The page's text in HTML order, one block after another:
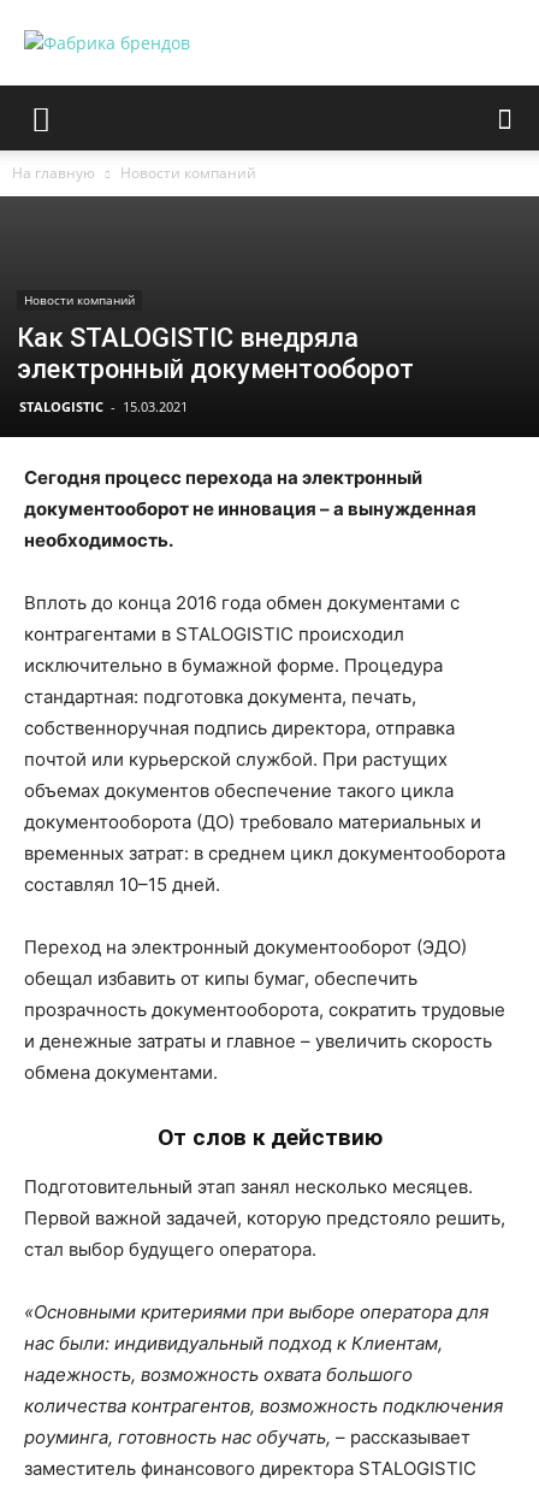
На главную Новости компаний
Новости компаний
Как STALOGISTIC внедряла
электронный документооборот
STALOGISTIC - 15.03.2021
Сегодня процесс перехода на электронный
документооборот не инновация – а вынужденная
необходимость.
Вплоть до конца 2016 года обмен документами с
контрагентами в STALOGISTIC происходил
исключительно в бумажной форме. Процедура
стандартная: подготовка документа, печать,
собственноручная подпись директора, отправка
почтой или курьерской службой. При растущих
объемах документов обеспечение такого цикла
документооборота (ДО) требовало материальных и
временных затрат: в среднем цикл документооборота
составлял 10–15 дней.
Переход на электронный документооборот (ЭДО)
обещал избавить от кипы бумаг, обеспечить
прозрачность документооборота, сократить трудовые
и денежные затраты и главное – увеличить скорость
обмена документами.
От слов к действию
Подготовительный этап занял несколько месяцев.
Первой важной задачей, которую предстояло решить,
стал выбор будущего оператора.
«Основными критериями при выборе оператора для
нас были: индивидуальный подход к Клиентам,
надежность, возможность охвата большого
количества контрагентов, возможность подключения
роуминга, готовность нас обучать, – рассказывает
заместитель финансового директора STALOGISTIC